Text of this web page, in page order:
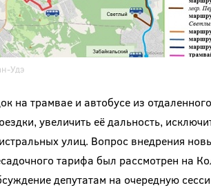
Удэ
на трамвае и автобусе из
увеличить её дальность,
улиц. Вопрос внедрения
тарифа был рассмотрен на
депутатам на очередную